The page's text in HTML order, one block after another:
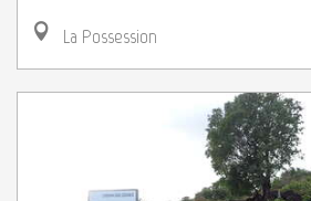
La Possession